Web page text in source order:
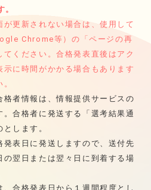
更新されない場合は、使用して
Chrome等）の「ページの再
ください。合格発表直後はアク
示に時間がかかる場合もあります
格者情報は、情報提供サービスの
合格者に発送する「選考結果通
します。
発表日に発送しますので、送付先
翌日または翌々日に到着する場
合格発表日から１週間程度とし